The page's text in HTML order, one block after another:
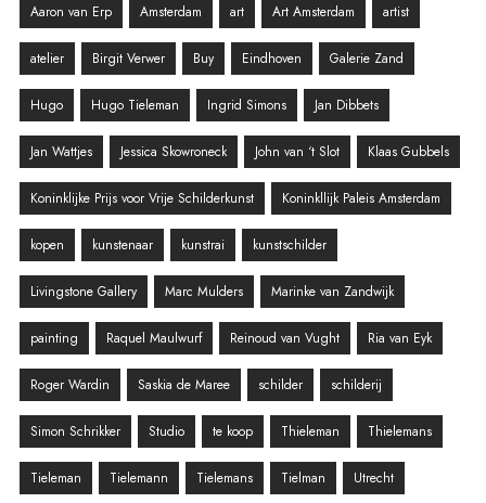
Aaron van Erp Amsterdam art Art Amsterdam artist
atelier Birgit Verwer Buy Eindhoven Galerie Zand
Hugo Hugo Tieleman Ingrid Simons Jan Dibbets
Jan Wattjes Jessica Skowroneck John van ‘t Slot Klaas Gubbels
Koninklijke Prijs voor Vrije Schilderkunst Koninkllijk Paleis Amsterdam
kopen kunstenaar kunstrai kunstschilder
Livingstone Gallery Marc Mulders Marinke van Zandwijk
painting Raquel Maulwurf Reinoud van Vught Ria van Eyk
Roger Wardin Saskia de Maree schilder schilderij
Simon Schrikker Studio te koop Thieleman Thielemans
Tieleman Tielemann Tielemans Tielman Utrecht